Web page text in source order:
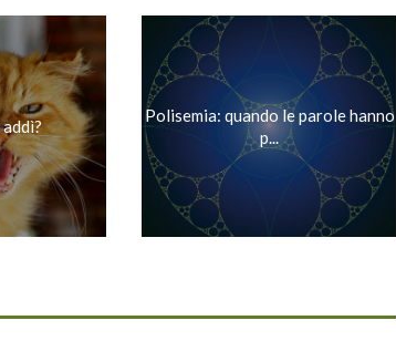
Polisemia: quando le parole hanno
p...